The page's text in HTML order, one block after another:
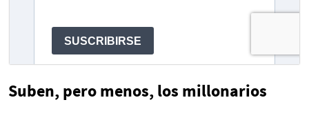
Suben, pero menos, los millonarios